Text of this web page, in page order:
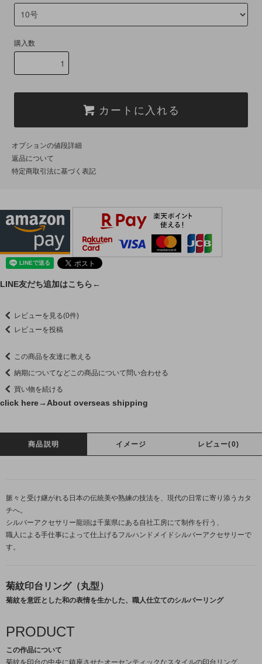
購入数
カートに入れる
オプションの値段詳細
返品について
特定商取引法に基づく表記
LINE友だち追加はこちら←
レビューを見る(0件)
レビューを投稿
この商品を友達に教える
納期についてなどこの商品について問い合わせる
買い物を続ける
click here→ About overseas shipping
商品説明 イメージ レビュー(0)
脈々と受け継がれる日本の伝統美や熟練の技法を、現代の日常に寄り添うカタ
チへ。
シルバーアクセサリー龍頭は千葉県にある自社工房にて制作を行う、
職人による手仕事によって仕上げるフルハンドメイドシルバーアクセサリーで
す。
菊紋印台リング（丸型）
菊紋を意匠とした和の表情を生かした、職人仕立てのシルバーリング
PRODUCT
この作品について
菊紋を印台の中央に鎮座させたオーセンティックなスタイルの印台リング。